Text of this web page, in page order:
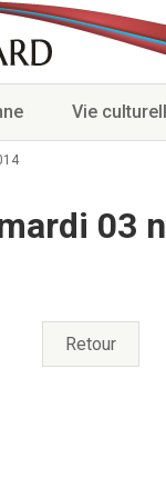
Vie
03
Retour